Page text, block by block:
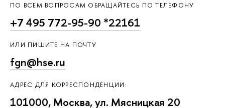
ПО ВСЕМ ВОПРОСАМ ОБРАЩАЙТЕСЬ ПО ТЕЛЕФОНУ
+7 495 772-95-90 *22161
ИЛИ ПИШИТЕ НА ПОЧТУ
fgn@hse.ru
АДРЕС ДЛЯ КОРРЕСПОНДЕНЦИИ:
101000, Москва, ул. Мясницкая 20